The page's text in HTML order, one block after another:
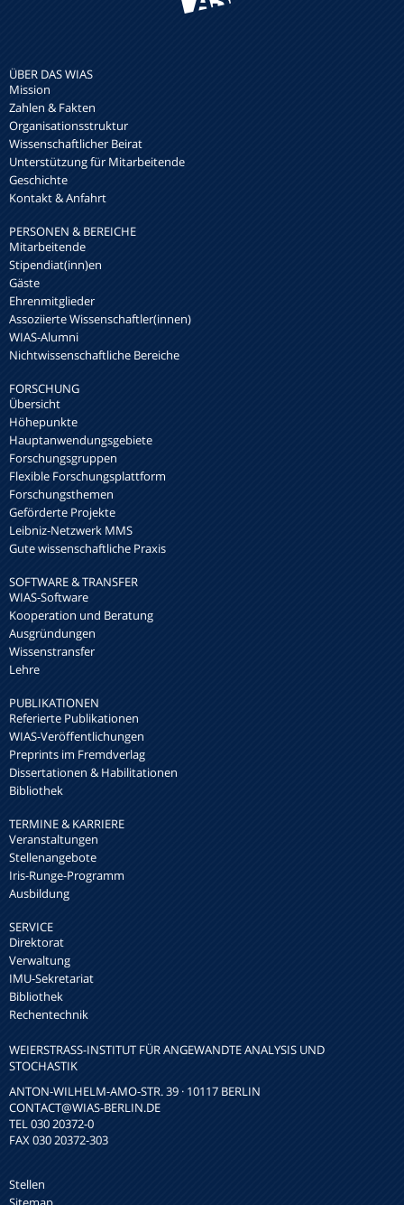
ÜBER DAS WIAS
Mission
Zahlen & Fakten
Organisationsstruktur
Wissenschaftlicher Beirat
Unterstützung für Mitarbeitende
Geschichte
Kontakt & Anfahrt
PERSONEN & BEREICHE
Mitarbeitende
Stipendiat(inn)en
Gäste
Ehrenmitglieder
Assoziierte Wissenschaftler(innen)
WIAS-Alumni
Nichtwissenschaftliche Bereiche
FORSCHUNG
Übersicht
Höhepunkte
Hauptanwendungsgebiete
Forschungsgruppen
Flexible Forschungsplattform
Forschungsthemen
Geförderte Projekte
Leibniz-Netzwerk MMS
Gute wissenschaftliche Praxis
SOFTWARE & TRANSFER
WIAS-Software
Kooperation und Beratung
Ausgründungen
Wissenstransfer
Lehre
PUBLIKATIONEN
Referierte Publikationen
WIAS-Veröffentlichungen
Preprints im Fremdverlag
Dissertationen & Habilitationen
Bibliothek
TERMINE & KARRIERE
Veranstaltungen
Stellenangebote
Iris-Runge-Programm
Ausbildung
SERVICE
Direktorat
Verwaltung
IMU-Sekretariat
Bibliothek
Rechentechnik
WEIERSTRASS-INSTITUT FÜR ANGEWANDTE ANALYSIS UND S
TOCHASTIK
ANTON-WILHELM-AMO-STR. 39 · 10117 BERLIN
CONTACT@WIAS-BERLIN.DE
TEL 030 20372-0
FAX 030 20372-303
Stellen